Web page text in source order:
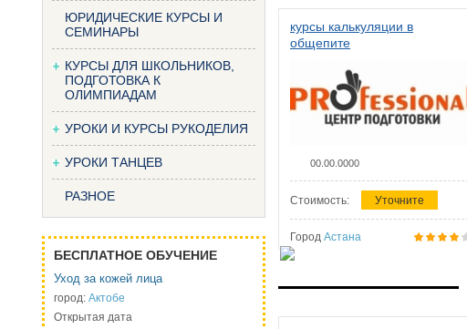
ЮРИДИЧЕСКИЕ КУРСЫ И
СЕМИНАРЫ
КУРСЫ ДЛЯ ШКОЛЬНИКОВ,
ПОДГОТОВКА К
ОЛИМПИАДАМ
УРОКИ И КУРСЫ РУКОДЕЛИЯ
УРОКИ ТАНЦЕВ
РАЗНОЕ
БЕСПЛАТНОЕ ОБУЧЕНИЕ
Уход за кожей лица
город: Актобе
Открытая дата
курсы калькуляции в
общепите
00.00.0000
Стоимость: Уточните
Город Астана